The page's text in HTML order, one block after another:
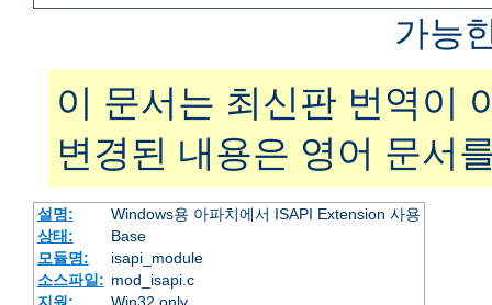
가능
이 문서는 최신판 번역이
변경된 내용은 영어 문서
설명:
Windows용 아파치에서 ISAPI Extension 사용
상태:
Base
모듈명:
isapi_module
소스파일: mod_isapi.c